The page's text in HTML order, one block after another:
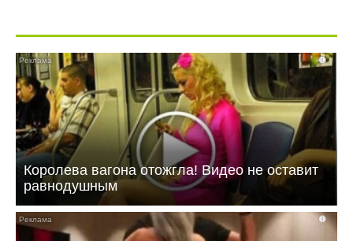
i
Королева вагона отожгла! Видео не оставит
равнодушным
i